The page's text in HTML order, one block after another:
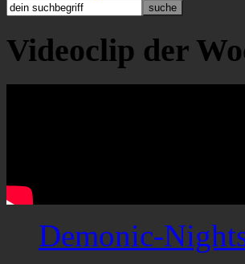
Videoclip der
Demonic-